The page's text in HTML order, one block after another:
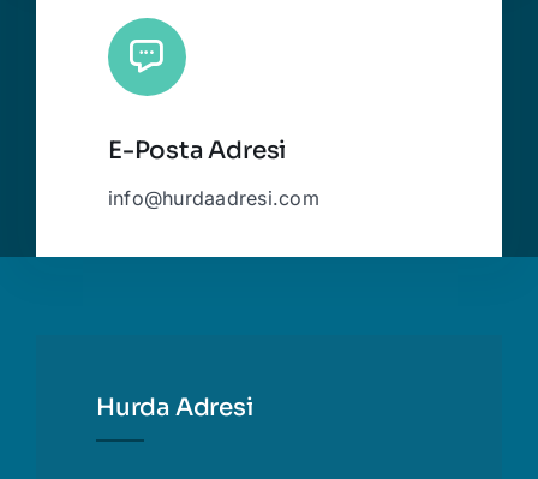
E-Posta Adresi
info@hurdaadresi.com
Hurda Adresi